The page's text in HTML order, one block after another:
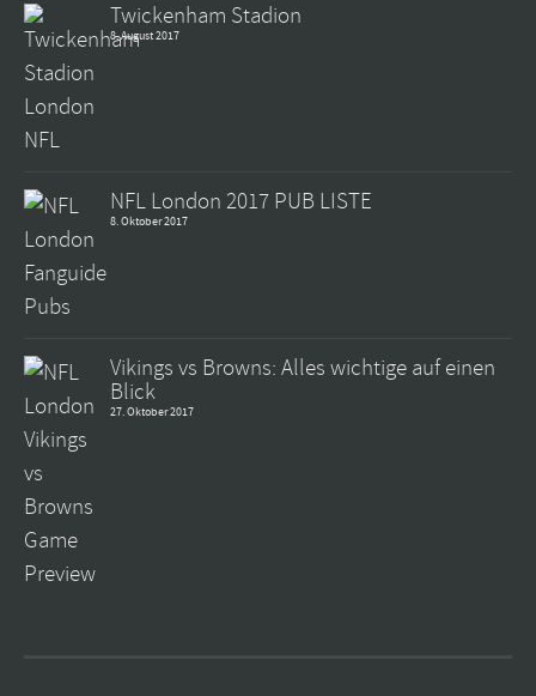
Twickenham Stadion
8. August 2017
NFL London 2017 PUB LISTE
8. Oktober 2017
Vikings vs Browns: Alles wichtige auf einen
Blick
27. Oktober 2017